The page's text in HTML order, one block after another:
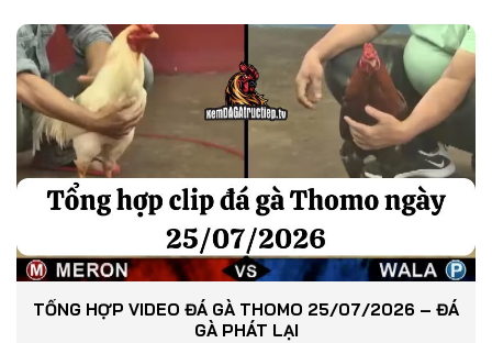
TỔNG HỢP VIDEO ĐÁ GÀ THOMO 25/07/2026 – ĐÁ
GÀ PHÁT LẠI